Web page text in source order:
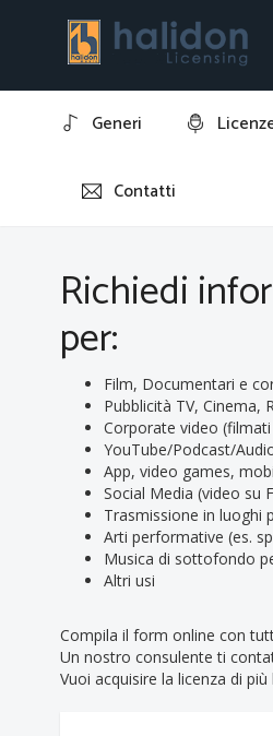
Generi
Contatti
Home Richiedi
Richiedi
per:
Film, Documentari e
Pubblicità TV, Cinema,
Corporate video
YouTube/Podcast/
App, video games,
Social Media (video su
Trasmissione in luoghi
Arti performative (es.
Musica di sottofondo
Altri usi
Compila il form online con
Un nostro consulente ti
Vuoi acquisire la licenza di